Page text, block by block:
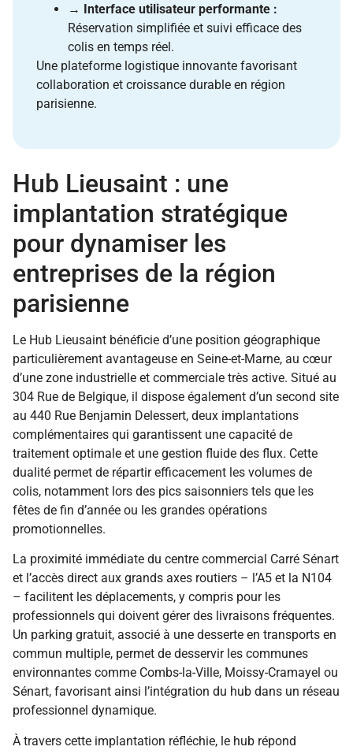
→
Interface utilisateur performante :
Réservation simplifiée et suivi efficace des
colis en temps réel.
Une plateforme logistique innovante favorisant
collaboration et croissance durable en région
parisienne.
Hub Lieusaint : une
implantation stratégique
pour dynamiser les
entreprises de la région
parisienne
Le Hub Lieusaint bénéficie d’une position géographique
particulièrement avantageuse en Seine-et-Marne, au cœur
d’une zone industrielle et commerciale très active. Situé au
304 Rue de Belgique, il dispose également d’un second site
au 440 Rue Benjamin Delessert, deux implantations
complémentaires qui garantissent une capacité de
traitement optimale et une gestion fluide des flux. Cette
dualité permet de répartir efficacement les volumes de
colis, notamment lors des pics saisonniers tels que les
fêtes de fin d’année ou les grandes opérations
promotionnelles.
La proximité immédiate du centre commercial Carré Sénart
et l’accès direct aux grands axes routiers – l’A5 et la N104
– facilitent les déplacements, y compris pour les
professionnels qui doivent gérer des livraisons fréquentes.
Un parking gratuit, associé à une desserte en transports en
commun multiple, permet de desservir les communes
environnantes comme Combs-la-Ville, Moissy-Cramayel ou
Sénart, favorisant ainsi l’intégration du hub dans un réseau
professionnel dynamique.
À travers cette implantation réfléchie, le hub répond